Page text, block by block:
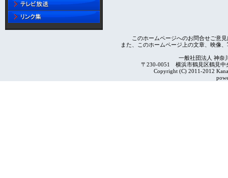
このホームページへのお問合せご意
また、このホームページ上の文章、映像
一般社団法人 神奈
〒230-0051 横浜市鶴見区鶴見
Copyright (C) 2011-2012